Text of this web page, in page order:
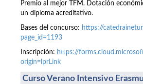
Premio al mejor TFM. Dotación
un diploma acreditativo.
Bases del concurso: https://
page_id=1193
Inscripción: https://
origin=lprLink
Curso Verano Intensivo